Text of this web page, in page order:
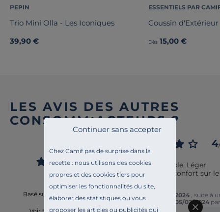
Chez Camif pas de surprise dans la
recette : nous utilisons des cookies
propres et des cookies tiers pour
optimiser les fonctionnalités du site,
élaborer des statistiques ou vous
proposer les articles ou publicités qui
Continuer sans accepter
PEPIN
Trio Mini Olla - Les Iconiques
39,90 €
ESSENTIELS PAR
Coussin
Dès 15,00 €
LES AVIS DES AUTRES
CONSOMM’ACTEURS ?
4.2 /5
Basé sur
contrôle
4
Avis vérifié
Produit simple. Léger
manque de confort sur le
Avis du 24/03/2024 , suite à
expérience du
05/02/2024